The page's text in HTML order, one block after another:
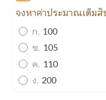
จงหาค่าประมาณเต็ม
ก. 100
ข. 105
ค. 110
ง. 200